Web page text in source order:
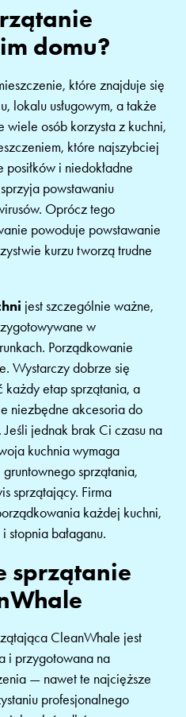
domu?
które znajduje się
lokalu usługowym, a także
wiele osób korzysta z kuchni,
które najszybciej
i niedokładne
powstawaniu
Oprócz tego
powoduje powstawanie
kurzu tworzą trudne
jest szczególnie ważne,
w
Porządkowanie
Wystarczy dobrze się
etap sprzątania, a
niezbędne akcesoria do
jednak brak Ci czasu na
kuchnia wymaga
sprzątania,
sprzątający. Firma
każdej kuchni,
bałaganu.
sprzątanie
CleanWhale jest
i przygotowana na
— nawet te najcięższe
profesjonalnego